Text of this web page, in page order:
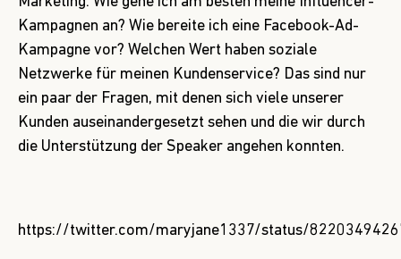
Kampagnen an? Wie bereite ich eine Facebook-Ad-
Kampagne vor? Welchen Wert haben soziale
Netzwerke für meinen Kundenservice? Das sind nur
ein paar der Fragen, mit denen sich viele unserer
Kunden auseinandergesetzt sehen und die wir durch
die Unterstützung der Speaker angehen konnten.
https://twitter.com/maryjane1337/status/